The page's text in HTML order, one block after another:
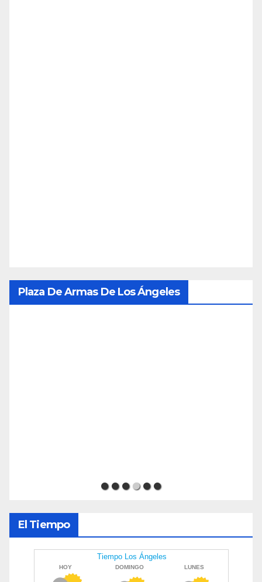
Plaza De Armas De Los Ángeles
El Tiempo